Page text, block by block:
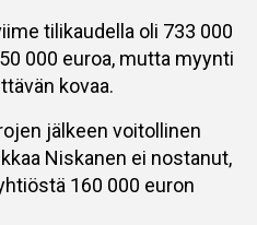
tilikaudella oli 733 000
000 euroa, mutta myynti
kovaa.
jälkeen voitollinen
Niskanen ei nostanut,
160 000 euron